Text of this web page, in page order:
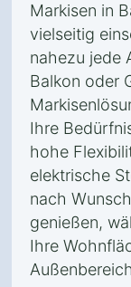
Markisen in
vielseitig
nahezu jede
Balkon oder
Ihre
hohe
elektrische
nach
genießen,
Ihre